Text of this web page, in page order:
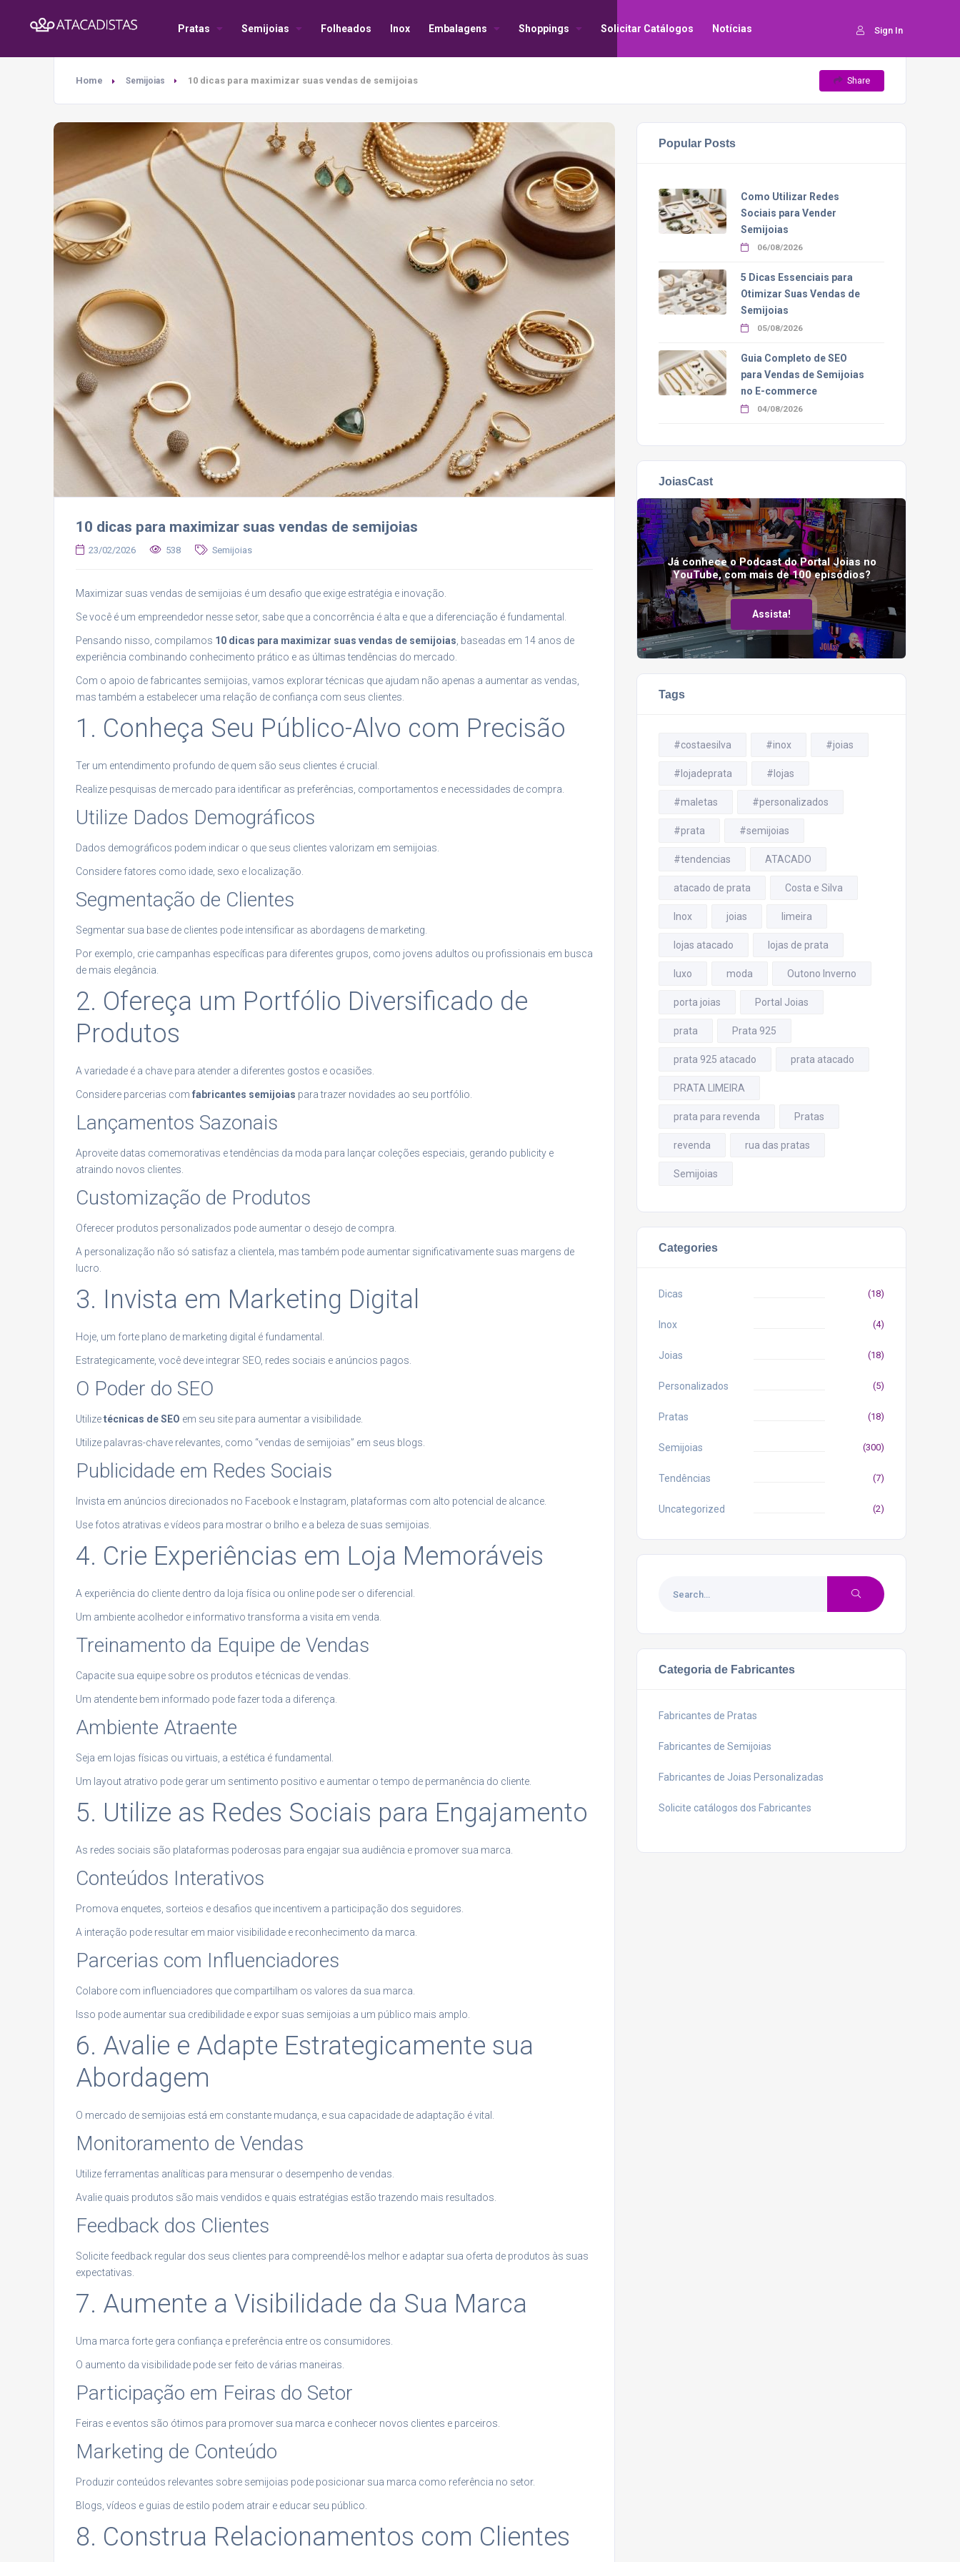
Sign In
Pratas Semijoias Folheados Inox Embalagens Shoppings Solicitar Catálogos Notícias
Home Semijoias 10 dicas para maximizar suas vendas de semijoias Share
10 dicas para maximizar suas vendas de semijoias
23/02/2026 538 Semijoias
Maximizar suas vendas de semijoias é um desafio que exige estratégia e inovação.
Se você é um empreendedor nesse setor, sabe que a concorrência é alta e que a diferenciação é fundamental.
Pensando nisso, compilamos 10 dicas para maximizar suas vendas de semijoias , baseadas em 14 anos de
experiência combinando conhecimento prático e as últimas tendências do mercado.
Com o apoio de fabricantes semijoias, vamos explorar técnicas que ajudam não apenas a aumentar as vendas,
mas também a estabelecer uma relação de confiança com seus clientes.
1. Conheça Seu Público-Alvo com Precisão
Ter um entendimento profundo de quem são seus clientes é crucial.
Realize pesquisas de mercado para identificar as preferências, comportamentos e necessidades de compra.
Utilize Dados Demográficos
Dados demográficos podem indicar o que seus clientes valorizam em semijoias.
Considere fatores como idade, sexo e localização.
Segmentação de Clientes
Segmentar sua base de clientes pode intensificar as abordagens de marketing.
Por exemplo, crie campanhas específicas para diferentes grupos, como jovens adultos ou profissionais em busca
de mais elegância.
2. Ofereça um Portfólio Diversificado de
Produtos
A variedade é a chave para atender a diferentes gostos e ocasiões.
Considere parcerias com fabricantes semijoias para trazer novidades ao seu portfólio.
Lançamentos Sazonais
Aproveite datas comemorativas e tendências da moda para lançar coleções especiais, gerando publicity e
atraindo novos clientes.
Customização de Produtos
Oferecer produtos personalizados pode aumentar o desejo de compra.
A personalização não só satisfaz a clientela, mas também pode aumentar significativamente suas margens de
lucro.
3. Invista em Marketing Digital
Hoje, um forte plano de marketing digital é fundamental.
Estrategicamente, você deve integrar SEO, redes sociais e anúncios pagos.
O Poder do SEO
Utilizetécnicas de SEO em seu site para aumentar a visibilidade.
Utilize palavras-chave relevantes, como “vendas de semijoias” em seus blogs.
Publicidade em Redes Sociais
Invista em anúncios direcionados no Facebook e Instagram, plataformas com alto potencial de alcance.
Use fotos atrativas e vídeos para mostrar o brilho e a beleza de suas semijoias.
4. Crie Experiências em Loja Memoráveis
A experiência do cliente dentro da loja física ou online pode ser o diferencial.
Um ambiente acolhedor e informativo transforma a visita em venda.
Treinamento da Equipe de Vendas
Capacite sua equipe sobre os produtos e técnicas de vendas.
Um atendente bem informado pode fazer toda a diferença.
Ambiente Atraente
Seja em lojas físicas ou virtuais, a estética é fundamental.
Um layout atrativo pode gerar um sentimento positivo e aumentar o tempo de permanência do cliente.
5. Utilize as Redes Sociais para Engajamento
As redes sociais são plataformas poderosas para engajar sua audiência e promover sua marca.
Conteúdos Interativos
Promova enquetes, sorteios e desafios que incentivem a participação dos seguidores.
A interação pode resultar em maior visibilidade e reconhecimento da marca.
Parcerias com Influenciadores
Colabore com influenciadores que compartilham os valores da sua marca.
Isso pode aumentar sua credibilidade e expor suas semijoias a um público mais amplo.
6. Avalie e Adapte Estrategicamente sua
Abordagem
O mercado de semijoias está em constante mudança, e sua capacidade de adaptação é vital.
Monitoramento de Vendas
Utilize ferramentas analíticas para mensurar o desempenho de vendas.
Avalie quais produtos são mais vendidos e quais estratégias estão trazendo mais resultados.
Feedback dos Clientes
Solicite feedback regular dos seus clientes para compreendê-los melhor e adaptar sua oferta de produtos às suas
expectativas.
7. Aumente a Visibilidade da Sua Marca
Uma marca forte gera confiança e preferência entre os consumidores.
O aumento da visibilidade pode ser feito de várias maneiras.
Participação em Feiras do Setor
Feiras e eventos são ótimos para promover sua marca e conhecer novos clientes e parceiros.
Marketing de Conteúdo
Produzir conteúdos relevantes sobre semijoias pode posicionar sua marca como referência no setor.
Blogs, vídeos e guias de estilo podem atrair e educar seu público.
8. Construa Relacionamentos com Clientes
Popular Posts
Como Utilizar Redes
Sociais para Vender
Semijoias
06/08/2026
5 Dicas Essenciais para
Otimizar Suas Vendas de
Semijoias
05/08/2026
Guia Completo de SEO
para Vendas de Semijoias
no E-commerce
04/08/2026
JoiasCast
Já conhece o Podcast do Portal Joias no
YouTube, com mais de 100 episódios?
Assista!
Tags
#costaesilva #inox #joias
#lojadeprata #lojas
#maletas #personalizados
#prata #semijoias
#tendencias ATACADO
atacado de prata Costa e Silva
Inox joias limeira
lojas atacado lojas de prata
luxo moda Outono Inverno
porta joias Portal Joias
prata Prata 925
prata 925 atacado prata atacado
PRATA LIMEIRA
prata para revenda Pratas
revenda rua das pratas
Semijoias
Categories
Dicas (18)
Inox (4)
Joias (18)
Personalizados (5)
Pratas (18)
Semijoias (300)
Tendências (7)
Uncategorized (2)
Categoria de Fabricantes
Fabricantes de Pratas
Fabricantes de Semijoias
Fabricantes de Joias Personalizadas
Solicite catálogos dos Fabricantes